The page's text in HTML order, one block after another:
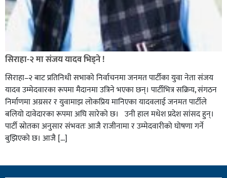
सिराहा-२ मा संजय यादव भिड्ने !
सिराहा–२ बाट प्रतिनिधी सभाको निर्वाचनमा जनमत पार्टीका युवा नेता संजय
यादव उम्मेदवारका रूपमा मैदानमा उत्रिने भएका छन्। पार्टीभित्र सक्रिय, संगठन
निर्माणमा अग्रसर र युवामाझ लोकप्रिय मानिएका यादवलाई जनमत पार्टीले
बलियो दावेदारका रूपमा अघि सारेको छ। उनी हाल मधेश प्रदेश सांसद हुन्।
पार्टी स्रोतका अनुसार संभवतः आजै राजीनामा र उम्मेदवारीको घोषणा गर्ने
बुझिएको छ। आजै […]